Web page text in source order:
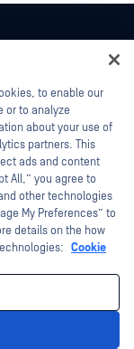
、Metascan、
、Protecting the
、InQuest標誌、
OPSWAT 之商標。第三
to enable our
or to analyze
about your use of
partners. This
ads and content
All,” you agree to
other technologies
My Preferences” to
details on the how
Cookie
assistant.
what's critical